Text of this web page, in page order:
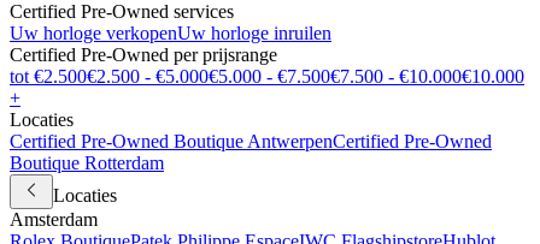
Certified Pre-Owned services
Uw horloge verkopenUw horloge inruilen
Certified Pre-Owned per prijsrange
tot €2.500€2.500 - €5.000€5.000 - €7.500€7.500 - €10.000€10.000
+
Locaties
Certified Pre-Owned Boutique AntwerpenCertified Pre-Owned
Boutique Rotterdam
Locaties
Amsterdam